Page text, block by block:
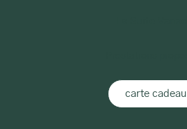
carte cadeau